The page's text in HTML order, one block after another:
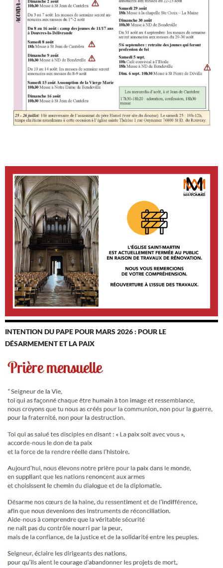
INTENTION DU PAPE POUR MARS 2026 : POUR LE
DÉSARMEMENT ET LA PAIX